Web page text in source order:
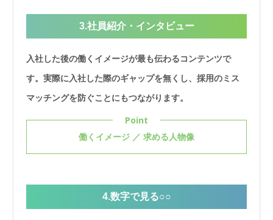
3.社員紹介・インタビュー
入社した後の働くイメージが最も伝わるコンテンツで
す。実際に入社した際のギャップを無くし、採用のミス
マッチングを防ぐことにもつながります。
Point
働くイメージ ／ 求める人物像
4.数字で見る○○